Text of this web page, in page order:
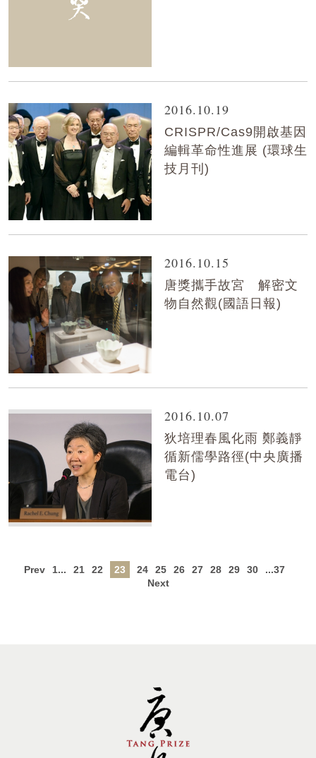
2016.10.19
CRISPR/Cas9開啟基因
編輯革命性進展 (環球生
技月刊)
2016.10.15
唐獎攜手故宮 解密文
物自然觀(國語日報)
2016.10.07
狄培理春風化雨 鄭義靜
循新儒學路徑(中央廣播
電台)
Prev 1... 21 22 23 24 25 26 27 28 29 30
...37
Next